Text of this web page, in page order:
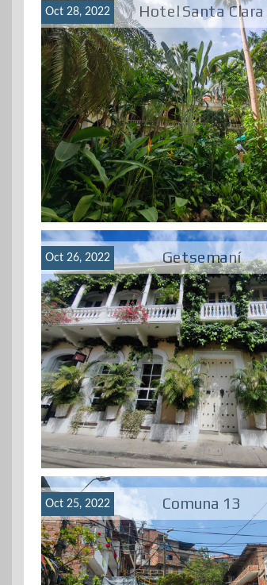
Hotel Santa Clara
Oct 28, 2022
Getsemaní
Oct 26, 2022
Comuna 13
Oct 25, 2022